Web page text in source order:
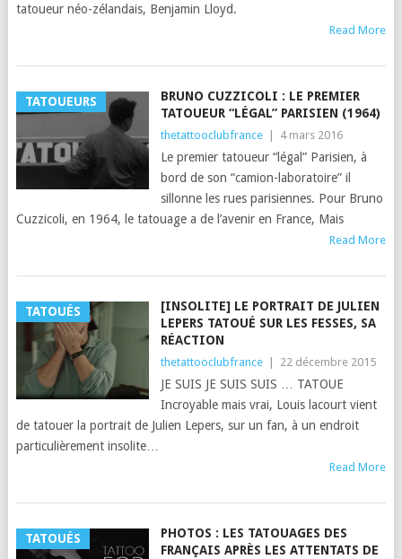
tatoueur néo-zélandais, Benjamin Lloyd.
Read More
TATOUEURS
BRUNO CUZZICOLI : LE PREMIER
TATOUEUR “LÉGAL” PARISIEN (1964)
thetattooclubfrance 4 mars 2016
Le premier tatoueur “légal” Parisien, à
bord de son “camion-laboratoire” il
sillonne les rues parisiennes. Pour Bruno
Cuzzicoli, en 1964, le tatouage a de l’avenir en France, Mais
Read More
TATOUÉS
[INSOLITE] LE PORTRAIT DE JULIEN
LEPERS TATOUÉ SUR LES FESSES, SA
RÉACTION
thetattooclubfrance 22 décembre 2015
JE SUIS JE SUIS SUIS … TATOUE
Incroyable mais vrai, Louis lacourt vient
de tatouer la portrait de Julien Lepers, sur un fan, à un endroit
particulièrement insolite…
Read More
TATOUÉS
PHOTOS : LES TATOUAGES DES
FRANÇAIS APRÈS LES ATTENTATS DE